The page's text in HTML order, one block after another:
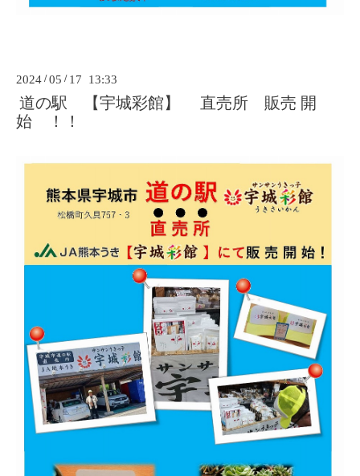
2024 /05 / 17 13:33
道の駅 【宇城彩館】 直売所 販売 開
始 ！！